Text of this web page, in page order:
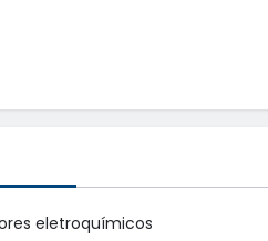
eletroquímicos